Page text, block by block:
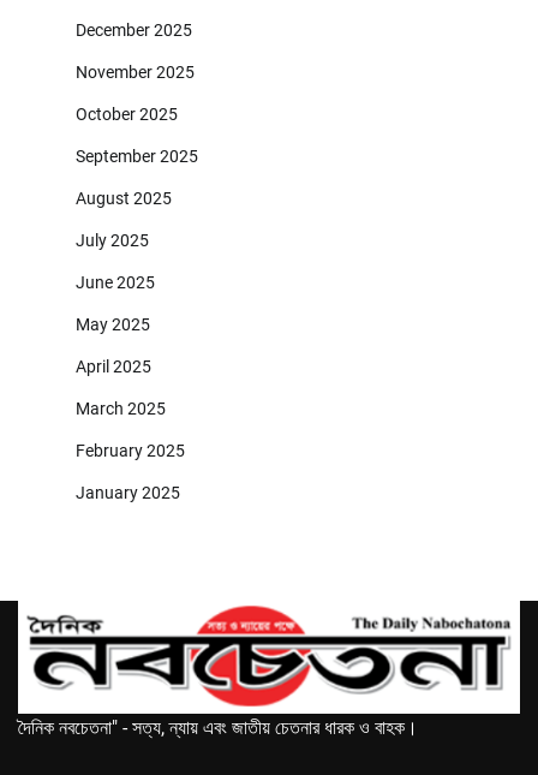
December 2025
November 2025
October 2025
September 2025
August 2025
July 2025
June 2025
May 2025
April 2025
March 2025
February 2025
January 2025
দৈনিক নবচেতনা" - সত্য, ন্যায় এবং জাতীয় চেতনার ধারক ও বাহক।